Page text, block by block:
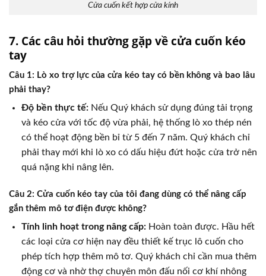
Cửa cuốn kết hợp cửa kính
7. Các câu hỏi thường gặp về cửa cuốn kéo
tay
Câu 1: Lò xo trợ lực của cửa kéo tay có bền không và bao lâu
phải thay?
Độ bền thực tế:Nếu Quý khách sử dụng đúng tải trọng
và kéo cửa với tốc độ vừa phải, hệ thống lò xo thép nén
có thể hoạt động bền bỉ từ 5 đến 7 năm. Quý khách chỉ
phải thay mới khi lò xo có dấu hiệu đứt hoặc cửa trở nên
quá nặng khi nâng lên.
Câu 2: Cửa cuốn kéo tay của tôi đang dùng có thể nâng cấp
gắn thêm mô tơ điện được không?
Tính linh hoạt trong nâng cấp:Hoàn toàn được. Hầu hết
các loại cửa cơ hiện nay đều thiết kế trục lô cuốn cho
phép tích hợp thêm mô tơ. Quý khách chỉ cần mua thêm
động cơ và nhờ thợ chuyên môn đấu nối cơ khí nhông